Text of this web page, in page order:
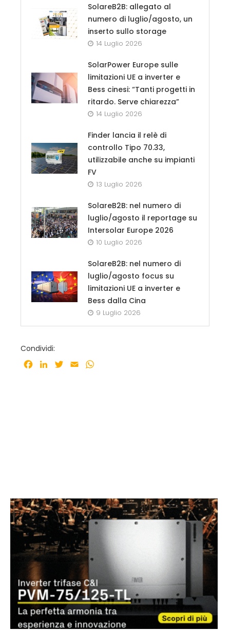
SolareB2B: allegato al
numero di luglio/agosto, un
inserto sullo storage
14 Luglio 2026
SolarPower Europe sulle
limitazioni UE a inverter e
Bess cinesi: “Tanti progetti in
ritardo. Serve chiarezza”
14 Luglio 2026
Finder lancia il relè di
controllo Tipo 70.33,
utilizzabile anche su impianti
FV
13 Luglio 2026
SolareB2B: nel numero di
luglio/agosto il reportage su
Intersolar Europe 2026
10 Luglio 2026
SolareB2B: nel numero di
luglio/agosto focus su
limitazioni UE a inverter e
Bess dalla Cina
9 Luglio 2026
Condividi:
Facebook
LinkedInTwitter
Email